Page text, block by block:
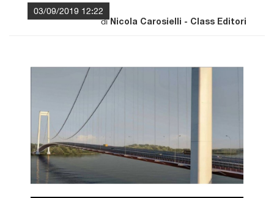
03/09/2019 12:22
diNicola Carosielli - Class Editori